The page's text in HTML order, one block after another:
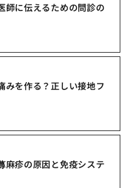
師に伝えるための問診の
みを作る？正しい接地フ
麻疹の原因と免疫システ